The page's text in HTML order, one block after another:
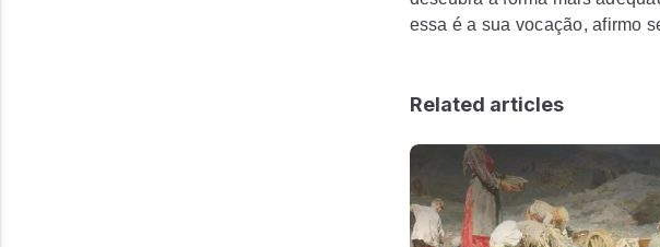
essa é a sua vocação, afirmo
Related articles